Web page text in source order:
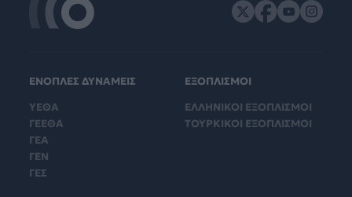
ΕΝΟΠΛΕΣ ΔΥΝΑΜΕΙΣ
ΥΕΘΑ
ΓΕΕΘΑ
ΓΕΑ
ΓΕΝ
ΓΕΣ
ΕΞΟΠΛΙΣΜΟΙ
ΕΛΛΗΝΙΚΟΙ ΕΞΟΠΛΙΣΜΟΙ
ΤΟΥΡΚΙΚΟΙ ΕΞΟΠΛΙΣΜΟΙ